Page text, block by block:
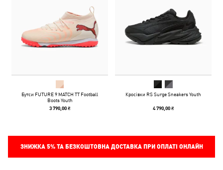
Бутси FUTURE 9 MATCH TT Football
Boots Youth
3 790,00 ₴
Кросівки RS Surge Sneakers Youth
4 790,00 ₴
ЗНИЖКА 5%ТА БЕЗКОШТОВНА ДОСТАВКА ПРИ ОПЛАТІ ОНЛАЙН